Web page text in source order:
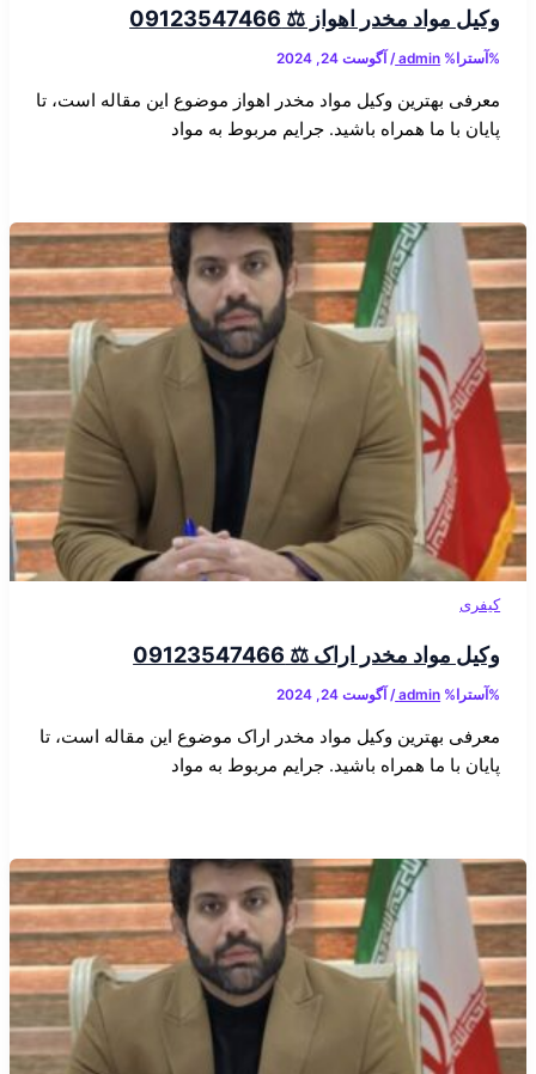
وکیل مواد مخدر اهواز ⚖️ 09123547466
%آسترا% admin
/ آگوست 24, 2024
معرفی بهترین وکیل مواد مخدر اهواز موضوع این مقاله است، تا
پایان با ما همراه باشید. جرایم مربوط به مواد
کیفری
وکیل مواد مخدر اراک ⚖️ 09123547466
%آسترا% admin
/ آگوست 24, 2024
معرفی بهترین وکیل مواد مخدر اراک موضوع این مقاله است، تا
پایان با ما همراه باشید. جرایم مربوط به مواد